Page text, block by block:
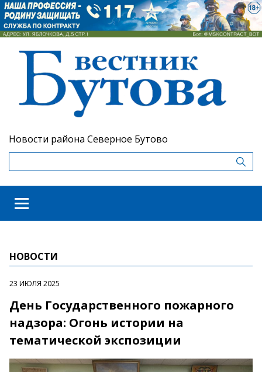
Новости района Северное Бутово
НОВОСТИ
23 ИЮЛЯ 2025
День Государственного пожарного
надзора: Огонь истории на
тематической экспозиции